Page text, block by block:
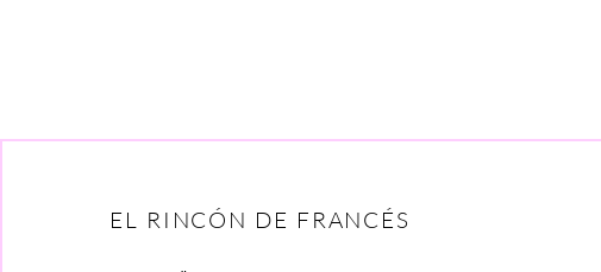
EL RINCÓN DE FRANCÉS